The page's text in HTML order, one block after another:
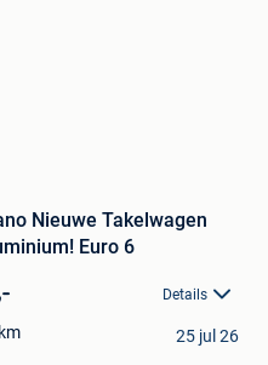
Nieuwe Takelwagen
Euro 6
Details
km 25 jul 26